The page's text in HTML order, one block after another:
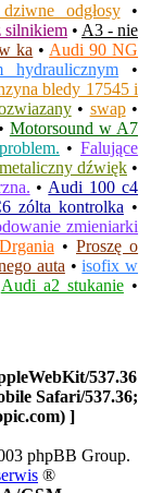
odgłosy•
silnikiem • A3 - nie
ka • Audi 90 NG
hydraulicznym •
bledy 17545 i
• swap•
• Motorsound w A7
•Falujące
dźwięk •
• Audi 100 c4
zólta kontrolka •
zmieniarki
Drgania • Proszę o
auta •isofix w
Audi a2 stukanie•
537.36
Safari/537.36;
]
phpBB Group.
®